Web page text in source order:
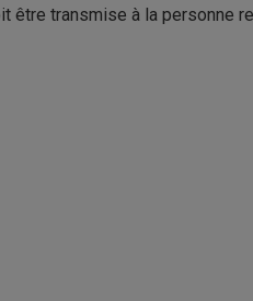
être transmise à la personne